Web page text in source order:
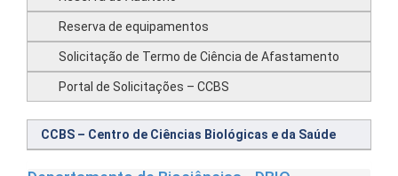
Reserva de equipamentos
Solicitação de Termo de Ciência de Afastamento
Portal de Solicitações – CCBS
CCBS – Centro de Ciências Biológicas e da Saúde